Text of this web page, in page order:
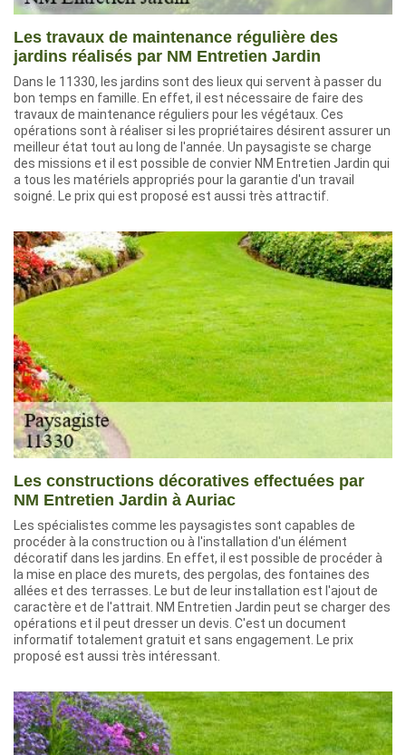
Les travaux de maintenance régulière des
jardins réalisés par NM Entretien Jardin
Dans le 11330, les jardins sont des lieux qui servent à passer du
bon temps en famille. En effet, il est nécessaire de faire des
travaux de maintenance réguliers pour les végétaux. Ces
opérations sont à réaliser si les propriétaires désirent assurer un
meilleur état tout au long de l'année. Un paysagiste se charge
des missions et il est possible de convier NM Entretien Jardin qui
a tous les matériels appropriés pour la garantie d'un travail
soigné. Le prix qui est proposé est aussi très attractif.
Les constructions décoratives effectuées par
NM Entretien Jardin à Auriac
Les spécialistes comme les paysagistes sont capables de
procéder à la construction ou à l'installation d'un élément
décoratif dans les jardins. En effet, il est possible de procéder à
la mise en place des murets, des pergolas, des fontaines des
allées et des terrasses. Le but de leur installation est l'ajout de
caractère et de l'attrait. NM Entretien Jardin peut se charger des
opérations et il peut dresser un devis. C'est un document
informatif totalement gratuit et sans engagement. Le prix
proposé est aussi très intéressant.